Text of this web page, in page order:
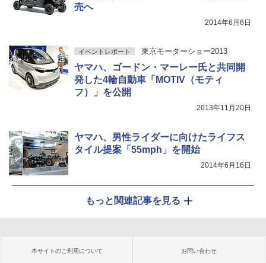
売へ
2014年6月6日
イベントレポート 東京モーターショー2013
ヤマハ、ゴードン・マーレー氏と共同開
発した4輪自動車「MOTIV（モティ
フ）」を公開
2013年11月20日
ヤマハ、男性ライダーに向けたライフス
タイル提案「55mph」を開始
2014年6月16日
もっと関連記事を見る
本サイトのご利用について お問い合わせ